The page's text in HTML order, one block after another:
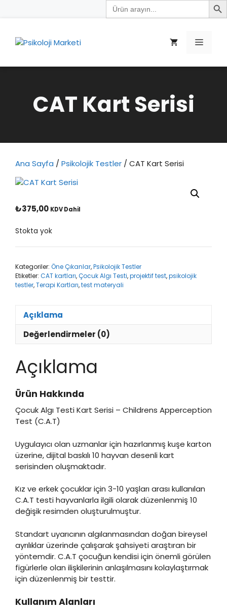
Search
for:
Menü
CAT Kart Serisi
Ana Sayfa / Psikolojik Testler / CAT Kart Serisi
₺375,00 KDV Dahil
Stokta yok
Kategoriler: Öne Çıkanlar,Psikolojik Testler
Etiketler: CAT kartları,Çocuk Algı Testi,projektif test,psikolojik
testler,Terapi Kartları,test materyali
Açıklama
Değerlendirmeler (0)
Açıklama
Ürün Hakkında
Çocuk Algı Testi Kart Serisi – Childrens Apperception
Test (C.A.T)
Uygulayıcı olan uzmanlar için hazırlanmış kuşe karton
üzerine, dijital baskılı 10 hayvan desenli kart
serisinden oluşmaktadır.
Kız ve erkek çocuklar için 3-10 yaşları arası kullanılan
C.A.T testi hayvanlarla ilgili olarak düzenlenmiş 10
değişik resimden oluşturulmuştur.
Standart uyarıcının algılanmasından doğan bireysel
ayrılıklar üzerinde çalışarak şahsiyeti araştıran bir
yöntemdir. C.A.T çocuğun kendisi için önemli görülen
figürlerle olan ilişkilerinin anlaşılmasını kolaylaştırmak
için düzenlenmiş bir testtir.
Kullanım Alanları